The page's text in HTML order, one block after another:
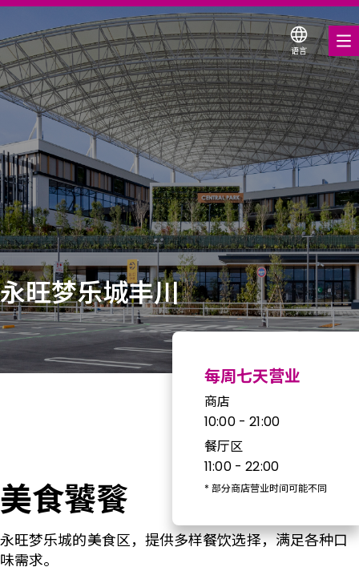
语言
美食饕餮
购物与娱乐
各种店铺优惠券
服务与设施
关于我们
搜索永旺梦乐城
永旺梦乐城丰川
每周七天营业
商店
10:00 - 21:00
餐厅区
11:00 - 22:00
* 部分商店营业时间可能不同
美食饕餮
永旺梦乐城的美食区，提供多样餐饮选择，满足各种口
味需求。